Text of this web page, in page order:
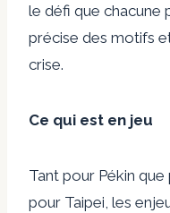
le défi que chacune
précise des motifs
crise.
Ce qui est en jeu
Tant pour Pékin que
pour Taipei, les